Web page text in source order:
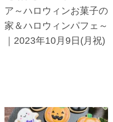
ア～ハロウィンお菓子の
家＆ハロウィンパフェ～
｜2023年10月9日(月祝)